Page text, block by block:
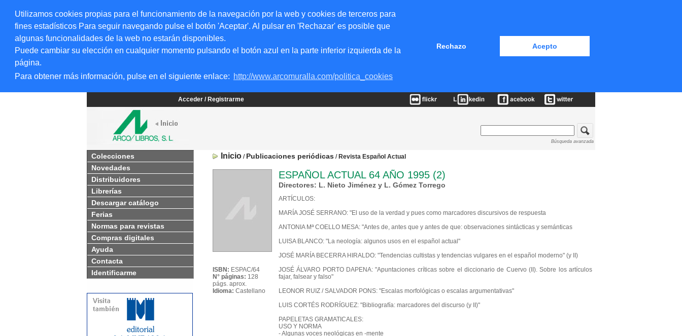
Utilizamos cookies propias para el funcionamiento de la navegación por la web y cookies de terceros para
fines estadísticos Para seguir navegando pulse el botón 'Aceptar'. Al pulsar en 'Rechazar' es posible que
algunas funcionalidades de la web no estarán disponibles.
Puede cambiar su elección en cualquier momento pulsando el botón azul en la parte inferior izquierda de la
página.
Para obtener más información, pulse en el siguiente enlace: http://www.arcomuralla.com/politica_cookies
Rechazo Acepto
Acceder / Registrarme
Búsqueda avanzada
Colecciones
Novedades
Distribuidores
Librerías
Descargar catálogo
Ferias
Normas para revistas
Compras digitales
Ayuda
Contacta
Identificarme
Inicio / Publicaciones periódicas / Revista Español Actual
ISBN: ESPAC/64
N° páginas: 128
págs. aprox.
Idioma: Castellano
ESPAÑOL ACTUAL 64 AÑO 1995 (2)
Directores: L. Nieto Jiménez y L. Gómez Torrego
ARTÍCULOS:
MARÍA JOSÉ SERRANO: "El uso de la verdad y pues como marcadores discursivos de respuesta
ANTONIA Mª COELLO MESA: "Antes de, antes que y antes de que: observaciones sintácticas y semánticas
LUISA BLANCO: "La neología: algunos usos en el español actual"
JOSÉ MARÍA BECERRA HIRALDO: "Tendencias cultistas y tendencias vulgares en el español moderno" (y II)
JOSÉ ÁLVARO PORTO DAPENA: "Apuntaciones críticas sobre el diccionario de Cuervo (II). Sobre los artículos
fajar, falsear y falso"
LEONOR RUIZ / SALVADOR PONS: "Escalas morfológicas o escalas argumentativas"
LUIS CORTÉS RODRÍGUEZ: "Bibliografía: marcadores del discurso (y II)"
PAPELETAS GRAMATICALES:
USO Y NORMA
- Algunas voces neológicas en -mente